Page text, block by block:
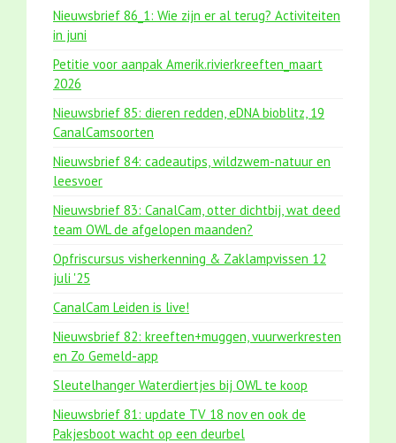
Nieuwsbrief 86_1: Wie zijn er al terug? Activiteiten
in juni
Petitie voor aanpak Amerik.rivierkreeften_maart
2026
Nieuwsbrief 85: dieren redden, eDNA bioblitz, 19
CanalCamsoorten
Nieuwsbrief 84: cadeautips, wildzwem-natuur en
leesvoer
Nieuwsbrief 83: CanalCam, otter dichtbij, wat deed
team OWL de afgelopen maanden?
Opfriscursus visherkenning & Zaklampvissen 12
juli '25
CanalCam Leiden is live!
Nieuwsbrief 82: kreeften+muggen, vuurwerkresten
en Zo Gemeld-app
Sleutelhanger Waterdiertjes bij OWL te koop
Nieuwsbrief 81: update TV 18 nov en ook de
Pakjesboot wacht op een deurbel